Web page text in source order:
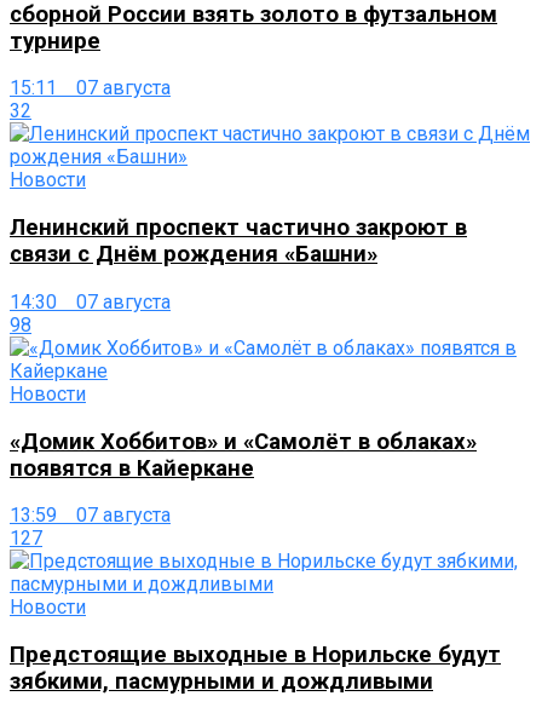
сборной России взять золото в футзальном
турнире
15:11 07 августа
32
Новости
Ленинский проспект частично закроют в
связи с Днём рождения «Башни»
14:30 07 августа
98
Новости
«Домик Хоббитов» и «Самолёт в облаках»
появятся в Кайеркане
13:59 07 августа
127
Новости
Предстоящие выходные в Норильске будут
зябкими, пасмурными и дождливыми